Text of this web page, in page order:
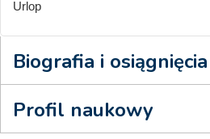
Urlop
Biografia i osiągnięcia
Profil naukowy